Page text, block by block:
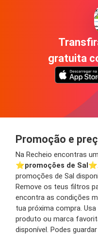
gratuita
Promoção e
Na Recheio encontras
⭐️promoções de Sal
promoções de Sal
Remove os teus filtros
encontra as condições
tua próxima compra.
produto ou marca
disponível. Podes